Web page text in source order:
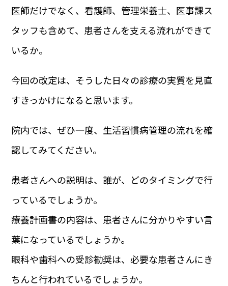
医師だけでなく、看護師、管理栄養士、医事課ス
タッフも含めて、患者さんを支える流れができて
いるか。
今回の改定は、そうした日々の診療の実質を見直
すきっかけになると思います。
院内では、ぜひ一度、生活習慣病管理の流れを確
認してみてください。
患者さんへの説明は、誰が、どのタイミングで行
っているでしょうか。
療養計画書の内容は、患者さんに分かりやすい言
葉になっているでしょうか。
眼科や歯科への受診勧奨は、必要な患者さんにき
ちんと行われているでしょうか。